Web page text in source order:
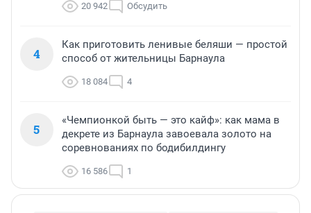
20 942 Обсудить
4
Как приготовить ленивые беляши — простой
способ от жительницы Барнаула
18 084 4
5
«Чемпионкой быть — это кайф»: как мама в
декрете из Барнаула завоевала золото на
соревнованиях по бодибилдингу
16 586 1